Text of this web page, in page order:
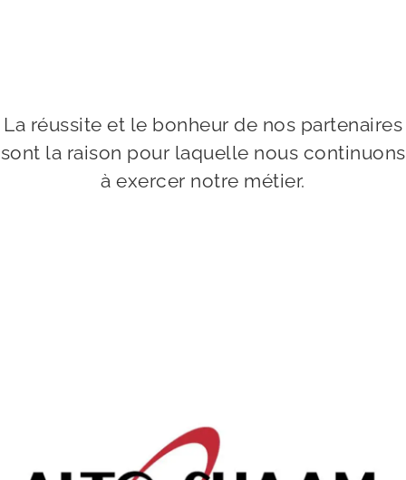
La réussite et le bonheur de nos partenaires
sont la raison pour laquelle nous continuons
à exercer notre métier.